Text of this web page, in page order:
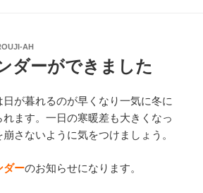
AH
ダーができました
が暮れるのが早くなり一気に冬に
ます。一日の寒暖差も大きくなっ
さないように気をつけましょう。
ダーのお知らせになります。